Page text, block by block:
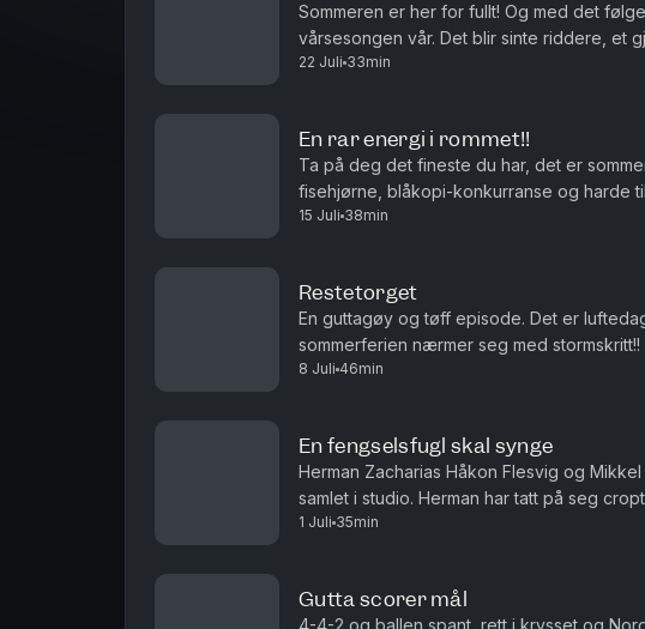
Sommeren er her for fullt! Og med det
vårsesongen vår. Det blir sinte riddere, et
Rest Boys Club og Lille Smul. Pluss masse
22 Juli 33min
En rar energi i rommet!!
Ta på deg det fineste du har, det er
fisehjørne, blåkopi-konkurranse og harde
15 Juli 38min
Restetorget
En guttagøy og tøff episode. Det er
sommerferien nærmer seg med
god depresjonsdag kan kalles og Paul
8 Juli 46min
En fengselsfugl skal synge
Herman Zacharias Håkon Flesvig og
samlet i studio. Herman har tatt på seg
norske fengsler. Det blir trøst, torsk og vi
1 Juli 35min
Gutta scorer mål
4-4-2 og ballen spant, rett i krysset og